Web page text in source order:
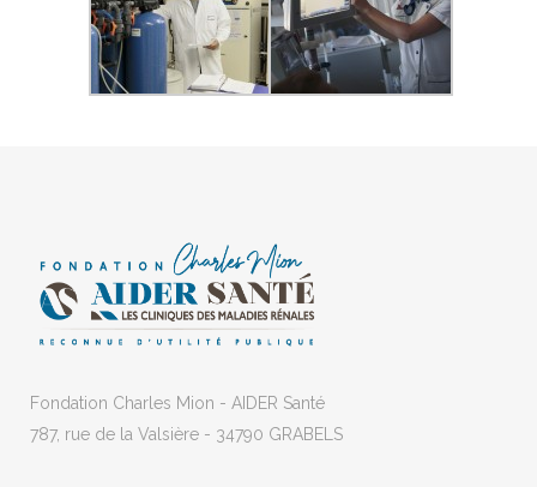
Fondation Charles Mion - AIDER Santé
787, rue de la Valsière - 34790 GRABELS